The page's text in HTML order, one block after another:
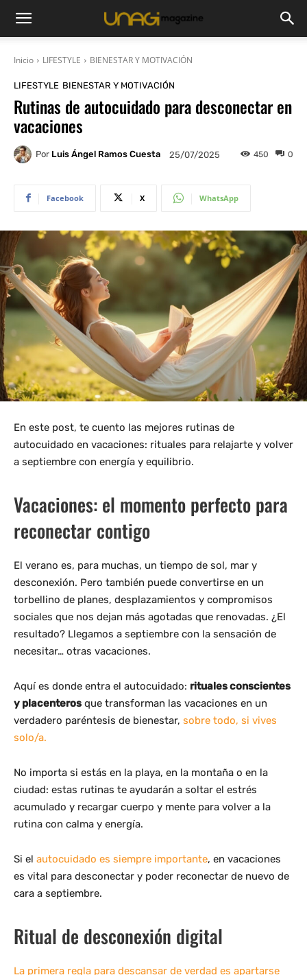
Inicio LIFESTYLE BIENESTAR Y MOTIVACIÓN
LIFESTYLE BIENESTAR Y MOTIVACIÓN
Rutinas de autocuidado para desconectar en
vacaciones
Por Luis Ángel Ramos Cuesta 25/07/2025 0
450
Facebook X WhatsApp
En este post, te cuento las mejores rutinas de
autocuidado en vacaciones: rituales para relajarte y volver
a septiembre con energía y equilibrio.
Vacaciones: el momento perfecto para
reconectar contigo
El verano es, para muchas, un tiempo de sol, mar y
desconexión. Pero también puede convertirse en un
torbellino de planes, desplazamientos y compromisos
sociales que nos dejan más agotadas que renovadas. ¿El
resultado? Llegamos a septiembre con la sensación de
necesitar… otras vacaciones.
Aquí es donde entra el autocuidado: rituales conscientes
y placenteros que transforman las vacaciones en un
verdadero paréntesis de bienestar, sobre todo, si vives
solo/a.
No importa si estás en la playa, en la montaña o en la
ciudad: estas rutinas te ayudarán a soltar el estrés
acumulado y recargar cuerpo y mente para volver a la
rutina con calma y energía.
Si el autocuidado es siempre importante, en vacaciones
es vital para desconectar y poder reconectar de nuevo de
cara a septiembre.
Ritual de desconexión digital
La primera regla para descansar de verdad es apartarse